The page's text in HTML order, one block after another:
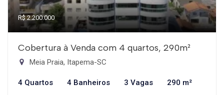
R$ 2.200.000
Cobertura à Venda com 4 quartos, 290m²
Meia Praia, Itapema-SC
4 Quartos 4 Banheiros 3 Vagas 290 m²